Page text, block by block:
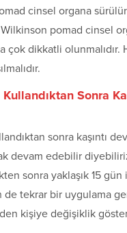
cinsel organa
pomad cinsel
çok dikkatli olunmalıdır.
Sonra
sonra kaşıntı
devam edebilir
sonra yaklaşık 15
de tekrar bir uygulama
kişiye değişiklik